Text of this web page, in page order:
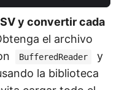
y convertir cada
el archivo
BufferedReader
y
la biblioteca